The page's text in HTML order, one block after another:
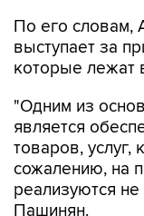
По его словам,
выступает за
которые лежат
"Одним из
является
товаров, услуг,
сожалению, на
реализуются
Пашинян.